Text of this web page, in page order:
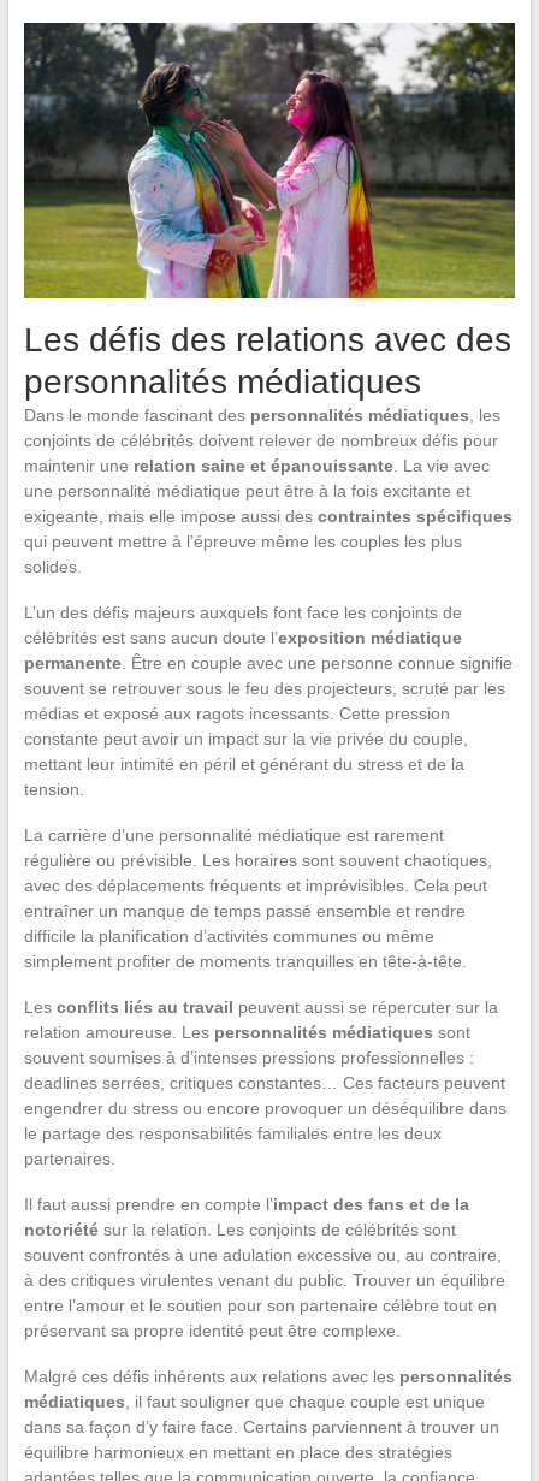
Les défis des relations avec des
personnalités médiatiques
Dans le monde fascinant des personnalités médiatiques, les
conjoints de célébrités doivent relever de nombreux défis pour
maintenir une relation saine et épanouissante. La vie avec
une personnalité médiatique peut être à la fois excitante et
exigeante, mais elle impose aussi des contraintes spécifiques
qui peuvent mettre à l’épreuve même les couples les plus
solides.
L’un des défis majeurs auxquels font face les conjoints de
célébrités est sans aucun doute l’exposition médiatique
permanente. Être en couple avec une personne connue signifie
souvent se retrouver sous le feu des projecteurs, scruté par les
médias et exposé aux ragots incessants. Cette pression
constante peut avoir un impact sur la vie privée du couple,
mettant leur intimité en péril et générant du stress et de la
tension.
La carrière d’une personnalité médiatique est rarement
régulière ou prévisible. Les horaires sont souvent chaotiques,
avec des déplacements fréquents et imprévisibles. Cela peut
entraîner un manque de temps passé ensemble et rendre
difficile la planification d’activités communes ou même
simplement profiter de moments tranquilles en tête-à-tête.
Les conflits liés au travail peuvent aussi se répercuter sur la
relation amoureuse. Les personnalités médiatiques sont
souvent soumises à d’intenses pressions professionnelles :
deadlines serrées, critiques constantes… Ces facteurs peuvent
engendrer du stress ou encore provoquer un déséquilibre dans
le partage des responsabilités familiales entre les deux
partenaires.
Il faut aussi prendre en compte l’impact des fans et de la
notoriétésur la relation. Les conjoints de célébrités sont
souvent confrontés à une adulation excessive ou, au contraire,
à des critiques virulentes venant du public. Trouver un équilibre
entre l’amour et le soutien pour son partenaire célèbre tout en
préservant sa propre identité peut être complexe.
Malgré ces défis inhérents aux relations avec les personnalités
médiatiques, il faut souligner que chaque couple est unique
dans sa façon d’y faire face. Certains parviennent à trouver un
équilibre harmonieux en mettant en place des stratégies